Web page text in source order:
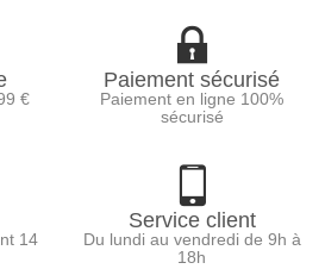
€
Paiement sécurisé
Paiement en ligne 100%
sécurisé
14
Service client
Du lundi au vendredi de 9h à
18h